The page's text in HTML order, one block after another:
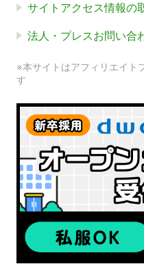
サイトアクセス情報の
法人・プレスお問い合
※本サイトはアフィリエイト
す